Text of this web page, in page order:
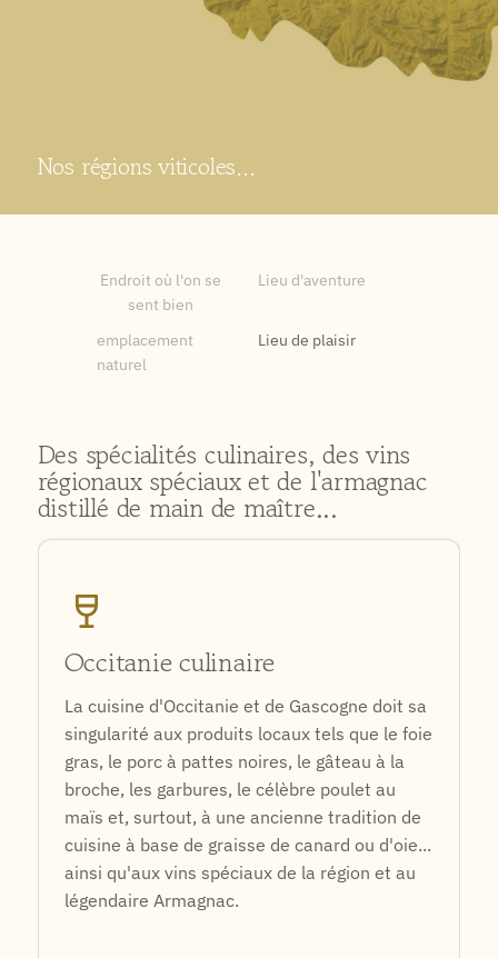
Nos régions viticoles...
Endroit où l'on se
sent bien
Lieu d'aventure
emplacement
naturel
Lieu de plaisir
Des spécialités culinaires, des vins
régionaux spéciaux et de l'armagnac
distillé de main de maître...
Occitanie culinaire
La cuisine d'Occitanie et de Gascogne doit sa
singularité aux produits locaux tels que le foie
gras, le porc à pattes noires, le gâteau à la
broche, les garbures, le célèbre poulet au
maïs et, surtout, à une ancienne tradition de
cuisine à base de graisse de canard ou d'oie...
ainsi qu'aux vins spéciaux de la région et au
légendaire Armagnac.